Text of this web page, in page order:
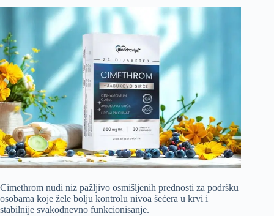
Cimethrom nudi niz pažljivo osmišljenih prednosti za podršku
osobama koje žele bolju kontrolu nivoa šećera u krvi i
stabilnije svakodnevno funkcionisanje.